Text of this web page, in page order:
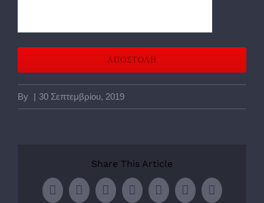
By | 30 Σεπτεμβρίου, 2019
Share This Article
Facebook
TwitterLinkedInWhatsApp
TumblrPinterestEmail